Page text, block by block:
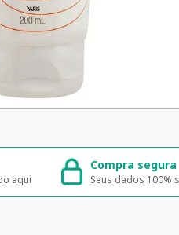
Entrega rápida e
Entrega para todo o Brasil